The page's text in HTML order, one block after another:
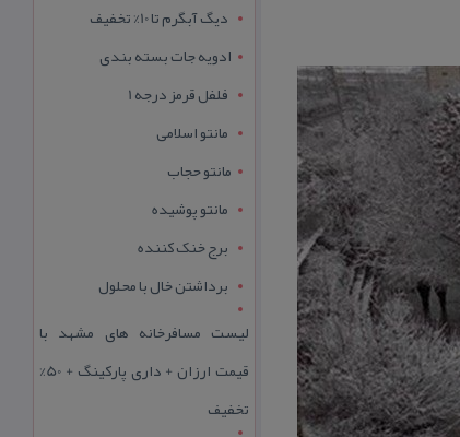
دیگ آبگرم تا 10% تخفیف
ادویه جات بسته بندی
فلفل قرمز درجه 1
مانتو اسلامی
مانتو حجاب
مانتو پوشیده
برج خنک کننده
برداشتن خال با محلول
لیست مسافرخانه های مشهد با
قیمت ارزان + داری پارکینگ + 50%
تخفیف